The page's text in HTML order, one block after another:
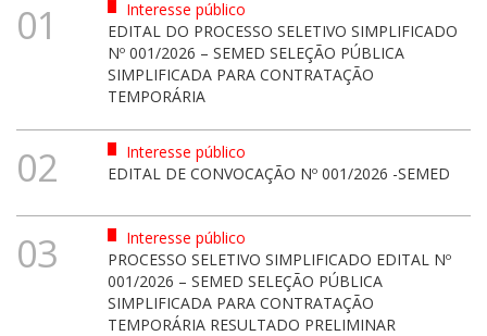
01
Interesse público
EDITAL DO PROCESSO SELETIVO SIMPLIFICADO
Nº 001/2026 – SEMED SELEÇÃO PÚBLICA
SIMPLIFICADA PARA CONTRATAÇÃO
TEMPORÁRIA
02
Interesse público
EDITAL DE CONVOCAÇÃO Nº 001/2026 -SEMED
03
Interesse público
PROCESSO SELETIVO SIMPLIFICADO EDITAL Nº
001/2026 – SEMED SELEÇÃO PÚBLICA
SIMPLIFICADA PARA CONTRATAÇÃO
TEMPORÁRIA RESULTADO PRELIMINAR